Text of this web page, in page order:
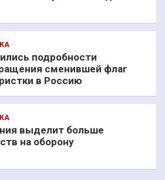
подробности
сменившей флаг
в Россию
выделит больше
на оборону